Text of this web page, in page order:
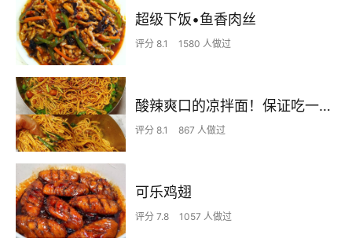
超级下饭•鱼香肉丝
评分 8.1 1580 人做过
酸辣爽口的凉拌面！保证吃一次就上瘾
评分 8.1 867 人做过
可乐鸡翅
评分 7.8 1057 人做过